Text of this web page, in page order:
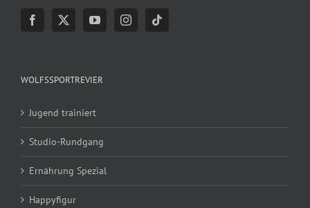
WOLFSSPORTREVIER
Jugend trainiert
Studio-Rundgang
Ernährung Spezial
Happyfigur